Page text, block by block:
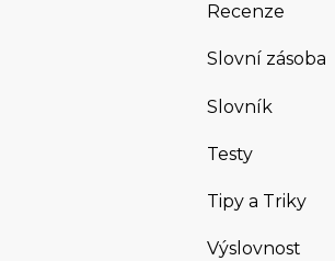
Recenze
Slovní zásoba
Slovník
Testy
Tipy a Triky
Výslovnost